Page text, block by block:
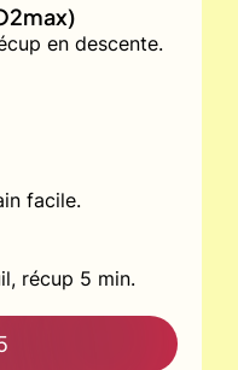
en descente.
facile.
récup 5 min.